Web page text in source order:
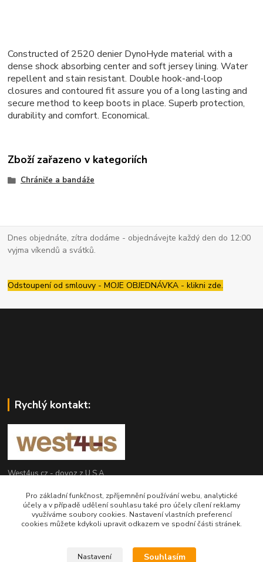
Constructed of 2520 denier DynoHyde material with a
dense shock absorbing center and soft jersey lining. Water
repellent and stain resistant. Double hook-and-loop
closures and contoured fit assure you of a long lasting and
secure method to keep boots in place. Superb protection,
durability and comfort. Economical.
Zboží zařazeno v kategoriích
Chrániče a bandáže
Dnes objednáte, zítra dodáme - objednávejte každý den do 12:00
vyjma víkendů a svátků.
Odstoupení od smlouvy - MOJE OBJEDNÁVKA - klikni zde.
Rychlý kontakt:
West4us.cz - dovoz z U.S.A.
Michal Petlan
+420 777 327 627
(Po-Pá, 9-16h)
Pro základní funkčnost, zpříjemnění používání webu, analytické
účely a v případě udělení souhlasu také pro účely cílení reklamy
využíváme soubory cookies. Nastavení vlastních preferencí
cookies můžete kdykoli upravit odkazem ve spodní části stránek.
Nastavení Souhlasím